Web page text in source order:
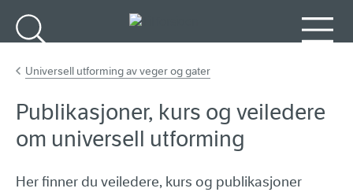
Universell utforming av veger og gater
Publikasjoner, kurs og veiledere
om universell utforming
Her finner du veiledere, kurs og publikasjoner